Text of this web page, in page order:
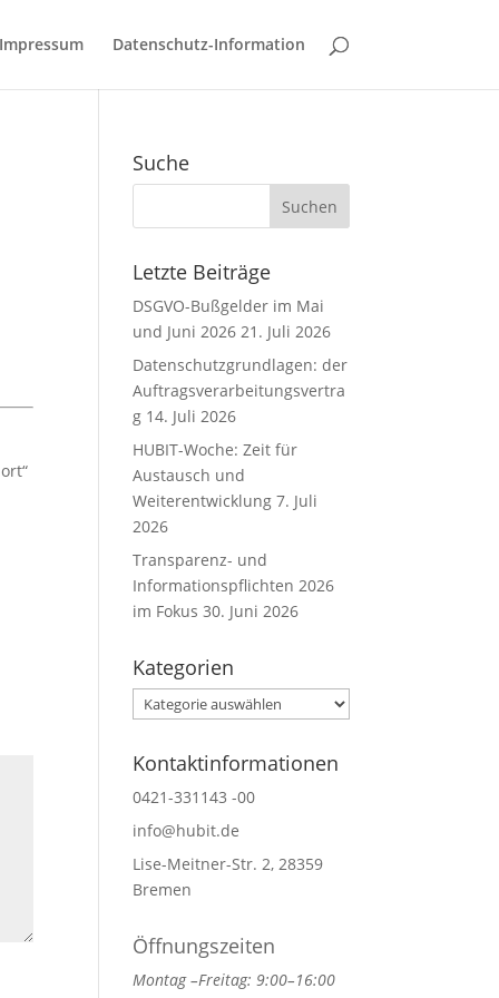
Datenschutz-Information
Suche
Letzte Beiträge
DSGVO-Bußgelder im Mai
und Juni 2026 21. Juli 2026
Datenschutzgrundlagen: der
Auftragsverarbeitungsvertra
g 14. Juli 2026
HUBIT-Woche: Zeit für
Austausch und
Weiterentwicklung 7. Juli
2026
Transparenz- und
Informationspflichten 2026
im Fokus 30. Juni 2026
Kategorien
Kategorien
Kontaktinformationen
0421-331143 -00
info@hubit.de
Lise-Meitner-Str. 2, 28359
Bremen
Öffnungszeiten
Montag –Freitag: 9:00–16:00